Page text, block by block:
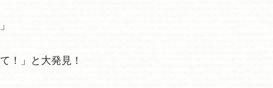
！」と大発見！